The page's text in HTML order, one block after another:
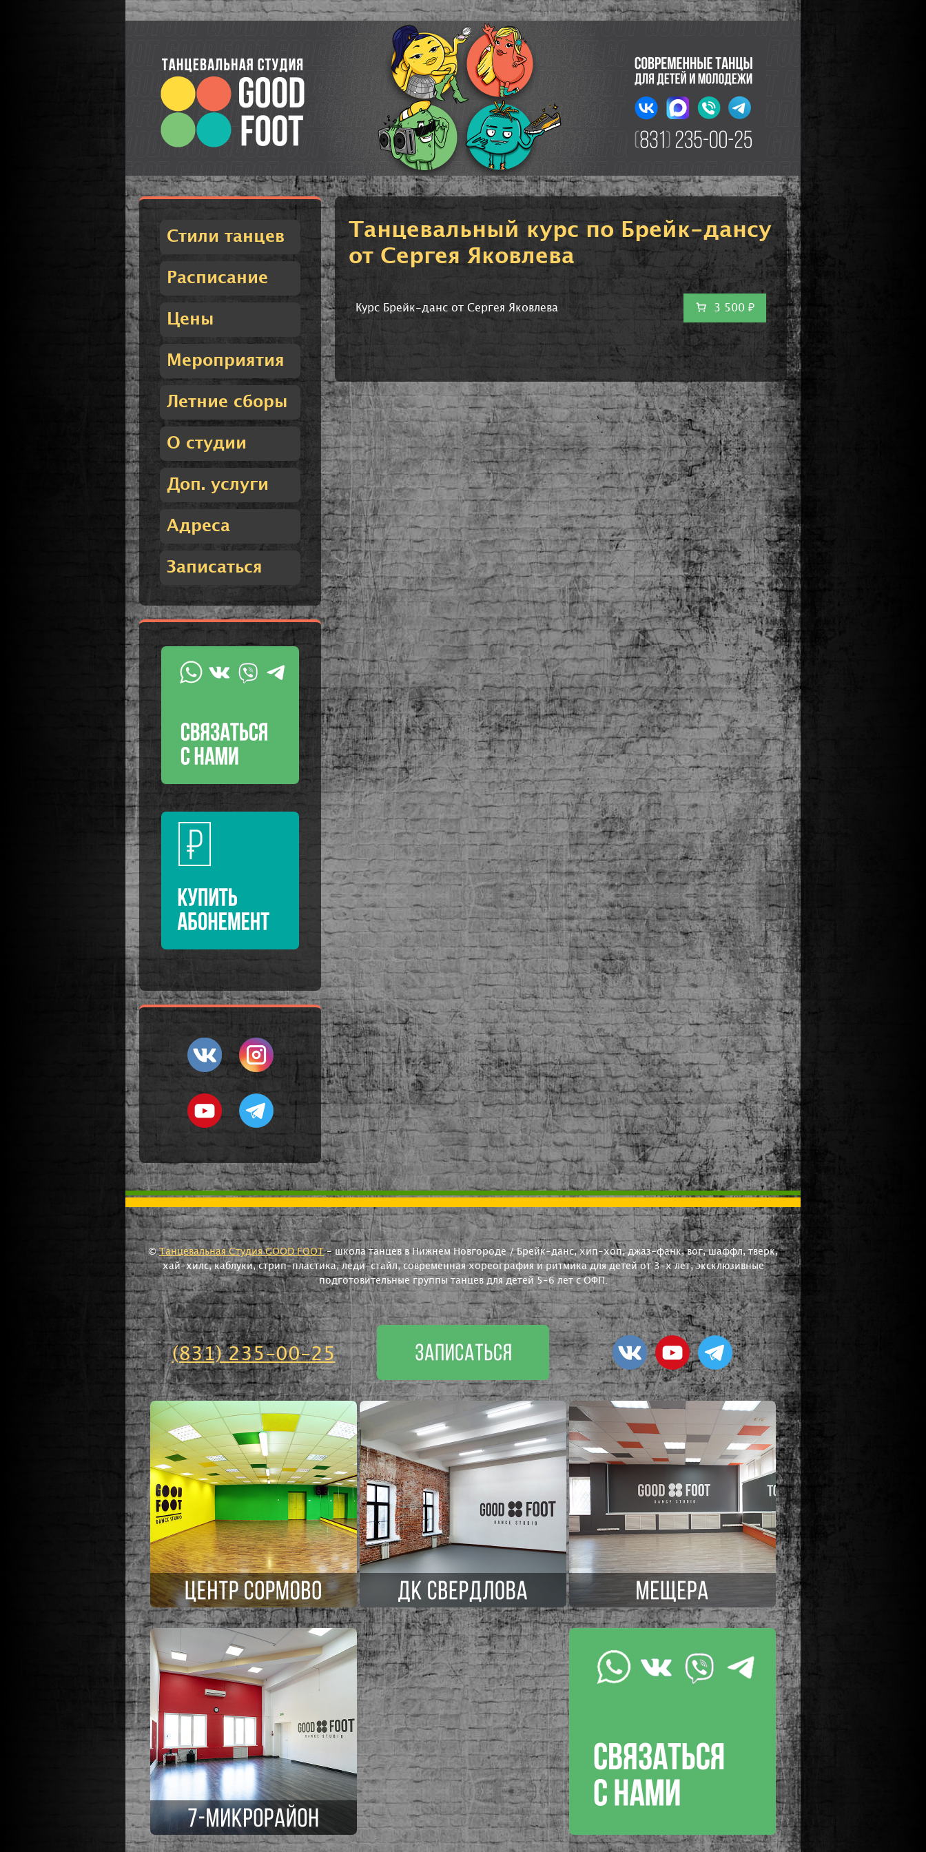
Стили танцев
Расписание
Цены
Мероприятия
Летние сборы
О студии
Доп. услуги
Адреса
Записаться
Танцевальный курс по Брейк-дансу
от Сергея Яковлева
Курс Брейк-данс от Сергея Яковлева 3 500 ₽
©Танцевальная Студия GOOD FOOT- школа танцев в Нижнем Новгороде / Брейк-данс, хип-хоп, джаз-фанк, вог, шаффл, тверк,
хай-хилс, каблуки, стрип-пластика, леди-стайл, современная хореография и ритмика для детей от 3-х лет, эксклюзивные
подготовительные группы танцев для детей 5-6 лет с ОФП.
(831) 235-00-25